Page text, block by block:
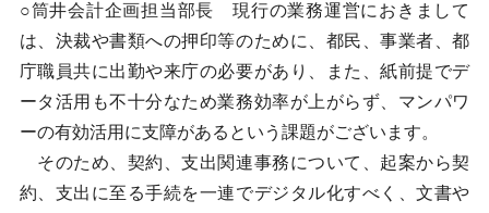
○筒井会計企画担当部長 現行の業務運営におきまして
は、決裁や書類への押印等のために、都民、事業者、都
庁職員共に出勤や来庁の必要があり、また、紙前提でデ
ータ活用も不十分なため業務効率が上がらず、マンパワ
ーの有効活用に支障があるという課題がございます。
そのため、契約、支出関連事務について、起案から契
約、支出に至る手続を一連でデジタル化すべく、文書や